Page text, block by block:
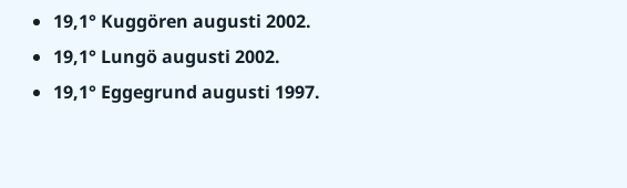
19,1° Kuggören augusti 2002.
19,1° Lungö augusti 2002.
19,1° Eggegrund augusti 1997.